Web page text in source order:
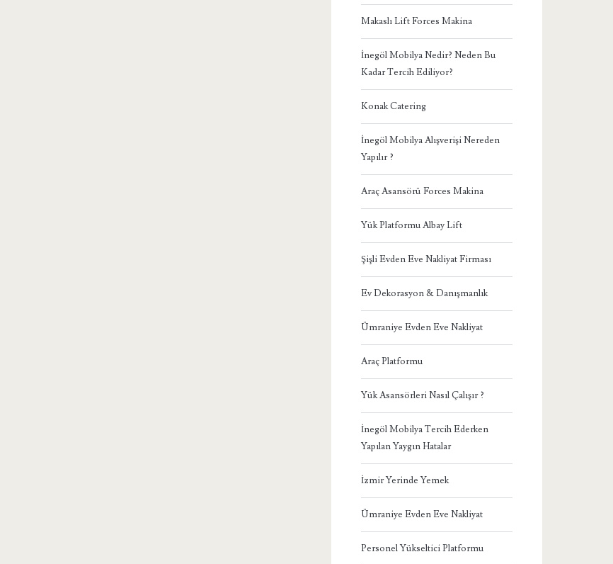
Makaslı Lift Forces Makina
İnegöl Mobilya Nedir? Neden Bu
Kadar Tercih Ediliyor?
Konak Catering
İnegöl Mobilya Alışverişi Nereden
Yapılır ?
Araç Asansörü Forces Makina
Yük Platformu Albay Lift
Şişli Evden Eve Nakliyat Firması
Ev Dekorasyon & Danışmanlık
Ümraniye Evden Eve Nakliyat
Araç Platformu
Yük Asansörleri Nasıl Çalışır ?
İnegöl Mobilya Tercih Ederken
Yapılan Yaygın Hatalar
İzmir Yerinde Yemek
Ümraniye Evden Eve Nakliyat
Personel Yükseltici Platformu